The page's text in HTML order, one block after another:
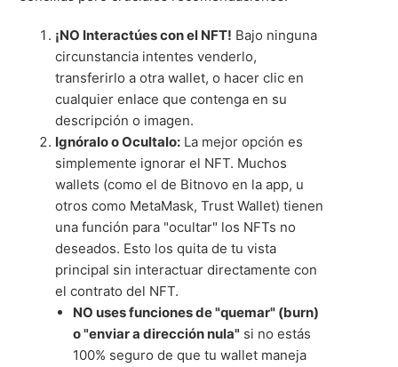
¡NO Interactúes con el NFT! Bajo ninguna
circunstancia intentes venderlo,
transferirlo a otra wallet, o hacer clic en
cualquier enlace que contenga en su
descripción o imagen.
Ignóralo o Ocultalo: La mejor opción es
simplemente ignorar el NFT. Muchos
wallets (como el de Bitnovo en la app, u
otros como MetaMask, Trust Wallet) tienen
una función para "ocultar" los NFTs no
deseados. Esto los quita de tu vista
principal sin interactuar directamente con
el contrato del NFT.
NO uses funciones de "quemar" (burn)
o "enviar a dirección nula" si no estás
100% seguro de que tu wallet maneja